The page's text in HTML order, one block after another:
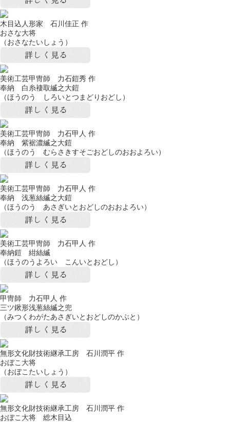
木目込人形家 石川佳正 作
おさな大将
（おさなたいしょう）
美術工芸甲冑師 力石鎧秀 作
奉納 白糸褄取縅之大鎧
（ほうのう しろいとつまどりおどし）
美術工芸甲冑師 力石甲人 作
奉納 紫裾濃縅之大鎧
（ほうのう むらさきすそごおどしのおおよろい）
美術工芸甲冑師 力石甲人 作
奉納 浅葱絲縅之大鎧
（ほうのう あさぎいとおどしのおおよろい）
美術工芸甲冑師 力石甲人 作
奉納鎧 紺絲縅
（ほうのうよろい こんいとおどし）
甲冑師 力石甲人 作
三ツ鍬形浅葱絲縅之兜
（みつくわがたあさぎいとおどしのかぶと）
無形文化財技術継承工房 石川潤平 作
おぼこ大将
（おぼこたいしょう）
無形文化財技術継承工房 石川潤平 作
おぼこ大将 総木目込